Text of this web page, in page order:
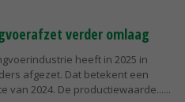
verder omlaag
heeft in 2025 in
afgezet. Dat betekent een
van 2024. De productiewaarde...